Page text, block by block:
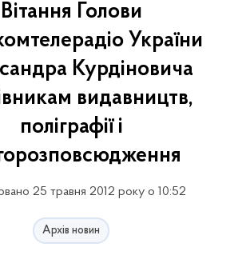
Вітання Голови
України
Курдіновича
видавництв,
поліграфії і
25 травня 2012 року о 10:52
Архів новин